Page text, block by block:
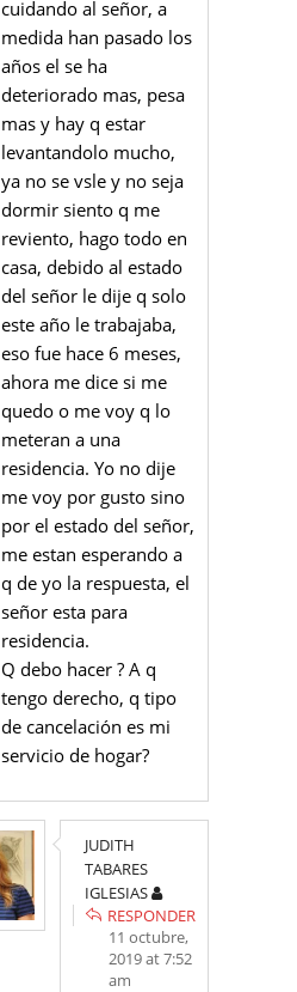
cuidando al señor, a
medida han pasado los
años el se ha
deteriorado mas, pesa
mas y hay q estar
levantandolo mucho,
ya no se vsle y no seja
dormir siento q me
reviento, hago todo en
casa, debido al estado
del señor le dije q solo
este año le trabajaba,
eso fue hace 6 meses,
ahora me dice si me
quedo o me voy q lo
meteran a una
residencia. Yo no dije
me voy por gusto sino
por el estado del señor,
me estan esperando a
q de yo la respuesta, el
señor esta para
residencia.
Q debo hacer ? A q
tengo derecho, q tipo
de cancelación es mi
servicio de hogar?
JUDITH
TABARES
IGLESIAS
RESPONDER
11 octubre,
2019 at 7:52
am